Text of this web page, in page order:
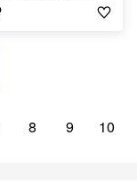
8 9 10